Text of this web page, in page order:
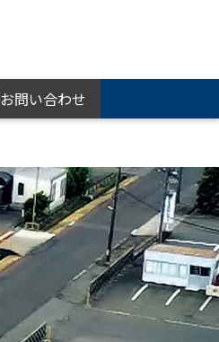
お問い合わせ